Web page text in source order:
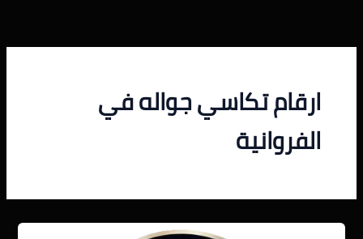
المحتوى
ارقام تكاسي جواله في
الفروانية